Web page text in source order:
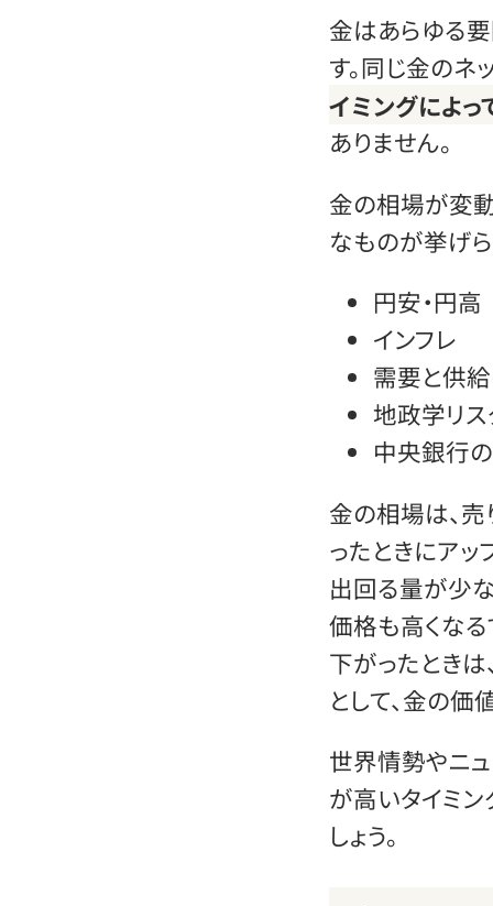
金はあらゆる
す。同じ金のネ
イミングによ
ありません。
金の相場が変
なものが挙げら
円安・円高
インフレ
需要と供
地政学リス
中央銀行
金の相場は、
ったときにアッ
出回る量が少
価格も高くな
下がったとき
として、金の価
世界情勢やニュ
が高いタイミ
しょう。